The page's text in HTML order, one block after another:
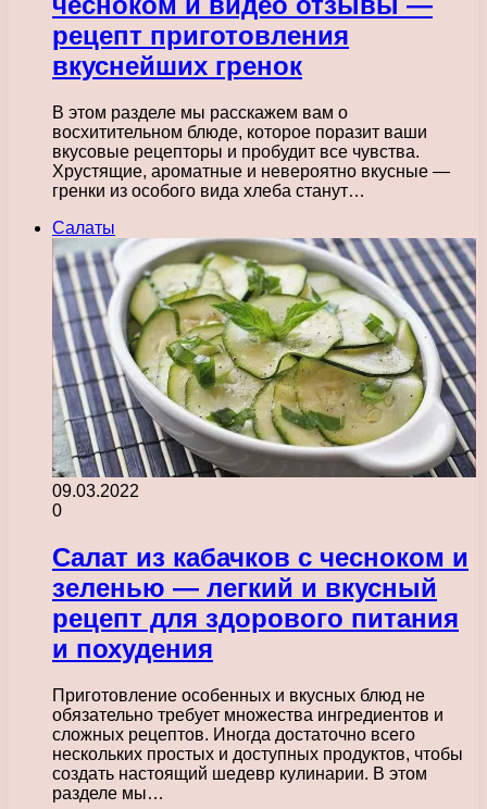
рецепт приготовления
вкуснейших гренок
В этом разделе мы расскажем вам о
восхитительном блюде, которое поразит ваши
вкусовые рецепторы и пробудит все чувства.
Хрустящие, ароматные и невероятно вкусные —
гренки из особого вида хлеба станут…
Салаты
09.03.2022
0
Салат из кабачков с чесноком и
зеленью — легкий и вкусный
рецепт для здорового питания
и похудения
Приготовление особенных и вкусных блюд не
обязательно требует множества ингредиентов и
сложных рецептов. Иногда достаточно всего
нескольких простых и доступных продуктов, чтобы
создать настоящий шедевр кулинарии. В этом
разделе мы…